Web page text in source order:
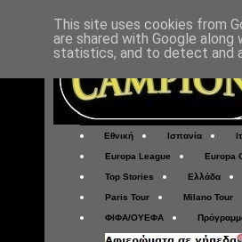
Εθνική Ισπανία
Europa League Europa
Top Stories Ελλάδα
Paris Tour Milano Tour
ΦΙΦΑ/ΟΥΕΦΑ
This site uses cookies from
are shared with Google
statistics, and to detect and